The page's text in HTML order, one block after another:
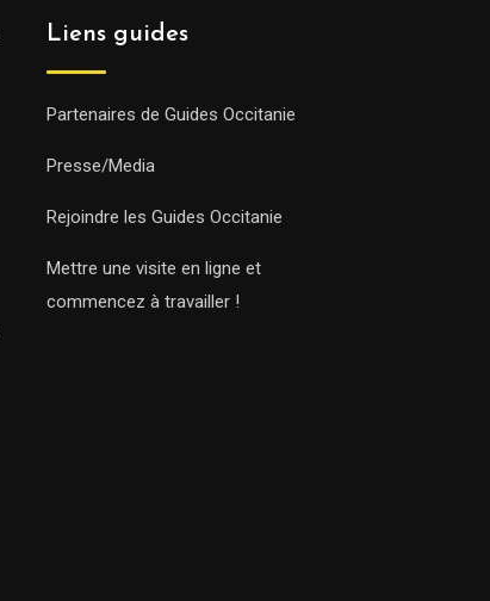
Liens guides
Partenaires de Guides Occitanie
Presse/Media
Rejoindre les Guides Occitanie
Mettre une visite en ligne et
commencez à travailler !